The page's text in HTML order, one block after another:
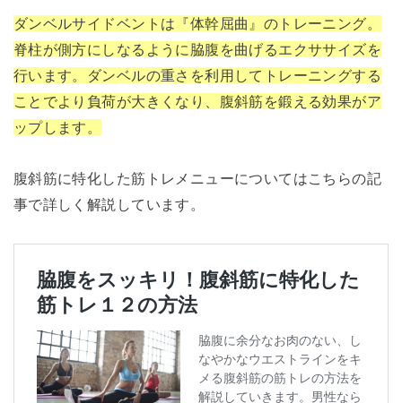
ダンベルサイドベントは『体幹屈曲』のトレーニング。
脊柱が側方にしなるように脇腹を曲げるエクササイズを
行います。ダンベルの重さを利用してトレーニングする
ことでより負荷が大きくなり、腹斜筋を鍛える効果がア
ップします。
腹斜筋に特化した筋トレメニューについてはこちらの記
事で詳しく解説しています。